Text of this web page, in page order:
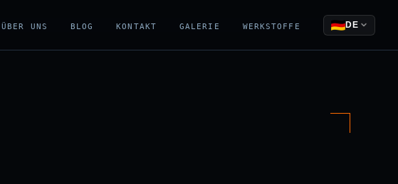
ÜBER UNS BLOG KONTAKT GALERIE WERKSTOFFE DE